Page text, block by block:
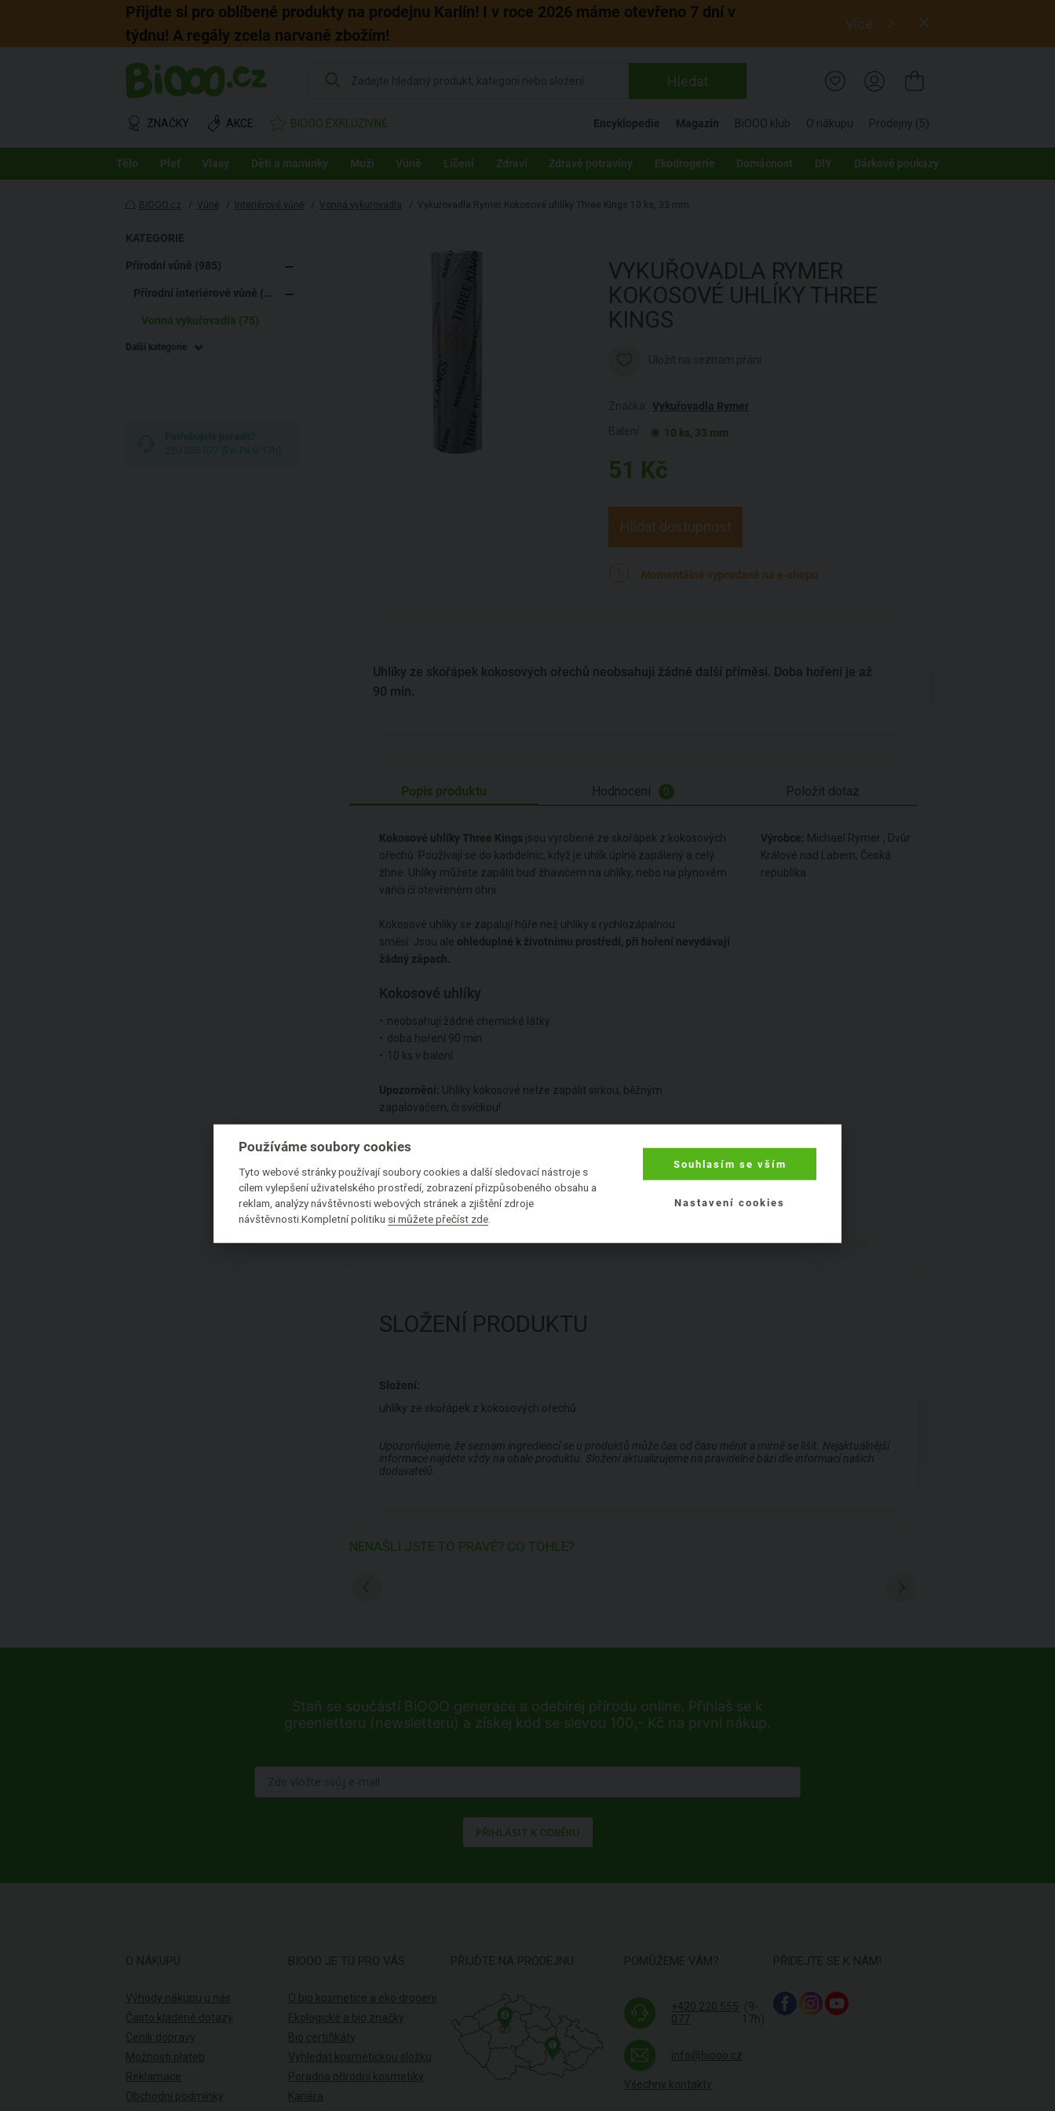
Přijdte si pro oblíbené produkty na prodejnu Karlín! I v roce 2026 máme otevřeno 7 dní v
týdnu! A regály zcela narvané zbožím!
Více
Hledat
ZNAČKY AKCE BIOOO EXKLUZIVNĚ Encyklopedie Magazín BiOOO klub O nákupu Prodejny (5)
Tělo Pleť Vlasy Děti a maminky Muži Vůně Líčení Zdraví Zdravé potraviny Ekodrogerie Domácnost DIY Dárkové poukazy
BiOOO.cz / Vůně / Interiérové vůně / Vonná vykuřovadla / Vykuřovadla Rymer Kokosové uhlíky Three Kings 10 ks, 33 mm
KATEGORIE
Přírodní vůně (985)
Přírodní interiérové vůně (207)
Vonná vykuřovadla (75)
Další kategorie
VYKUŘOVADLA RYMER
KOKOSOVÉ UHLÍKY THREE
KINGS
Vykuřovadla Rymer
10 ks, 33 mm
51 Kč
Hlídat dostupnost
Momentálně vyprodané na e-shopu
Uhlíky ze skořápek kokosových ořechů neobsahují žádné další příměsi. Doba hoření je až
90 min.
Popis produktu Hodnocení 0 Položit dotaz
Kokosové uhlíky Three Kings jsou vyrobené ze skořápek z kokosových
ořechů. Používají se do kadidelnic, když je uhlík úplně zapálený a celý
žhne. Uhlíky můžete zapálit buď žhavičem na uhlíky, nebo na plynovém
vařiči čí otevřeném ohni.
Kokosové uhlíky se zapalují hůře než uhlíky s rychlozápalnou
směsí. Jsou ale ohleduplné k životnímu prostředí, při hoření nevydávají
žádný zápach.
Kokosové uhlíky
neobsahují žádné chemické látky
doba hoření 90 min
10 ks v balení
Upozornění: Uhlíky kokosové nelze zapálit sirkou, běžným
zapalovačem, či svíčkou!
Společnost
nejvyšší
kvality- to znamená bez syntetických příměsí, syntetických vonných
látek a barviv.
Výrobce: Michael Rymer , Dvůr
Králové nad Labem, Česká
republika
SLOŽENÍ PRODUKTU
Složení:
uhlíky ze skořápek z kokosových ořechů
Upozorňujeme, že seznam ingrediencí se u produktů může čas od času měnit a mírně se lišit. Nejaktuálnější
informace najdete vždy na obale produktu. Složení aktualizujeme na pravidelné bázi dle informací našich
dodavatelů.
NENAŠLI JSTE TO PRAVÉ? CO TOHLE?
Staň se součástí BiOOO generace a odebírej přírodu online. Přihlaš se k
greenletteru (newsletteru) a získej kód se slevou 100,- Kč na první nákup.
PŘIHLÁSIT K ODBĚRU
O NÁKUPU
Výhody nákupu u nás
Často kladené dotazy
Ceník dopravy
Možnosti plateb
Reklamace
Obchodní podmínky
BIOOO JE TU PRO VÁS
O bio kosmetice a eko drogerii
Ekologické a bio značky
Bio certifikáty
Vyhledat kosmetickou složku
Poradna přírodní kosmetiky
Kariéra
PŘIJĎTE NA PRODEJNU
4
POMŮŽEME VÁM?
+420 220 555
077
(9-
17h)
info@biooo.cz
Všechny kontakty
PŘIDEJTE SE K NÁM!
Používáme soubory cookies
Tyto webové stránky používají soubory cookies a další sledovací nástroje s
cílem vylepšení uživatelského prostředí, zobrazení přizpůsobeného obsahu a
reklam, analýzy návštěvnosti webových stránek a zjištění zdroje
návštěvnosti.Kompletní politiku si můžete přečíst zde
Souhlasím se vším
Nastavení cookies